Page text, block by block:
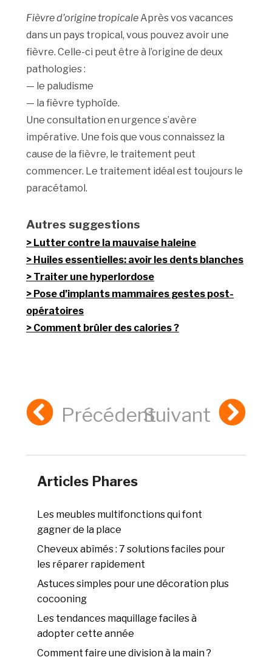
Fièvre d’origine tropicaleAprès vos vacances
dans un pays tropical, vous pouvez avoir une
fièvre. Celle-ci peut être à l’origine de deux
pathologies :
— le paludisme
— la fièvre typhoïde.
Une consultation en urgence s’avère
impérative. Une fois que vous connaissez la
cause de la fièvre, le traitement peut
commencer. Le traitement idéal est toujours le
paracétamol.
Autres suggestions
Lutter contre la mauvaise haleine
Huiles essentielles: avoir les dents blanches
Traiter une hyperlordose
Pose d’implants mammaires gestes post-
opératoires
Comment brûler des calories ?
PrécédentSuivant
Articles Phares
Les meubles multifonctions qui font
gagner de la place
Cheveux abîmés : 7 solutions faciles pour
les réparer rapidement
Astuces simples pour une décoration plus
cocooning
Les tendances maquillage faciles à
adopter cette année
Comment faire une division à la main ?